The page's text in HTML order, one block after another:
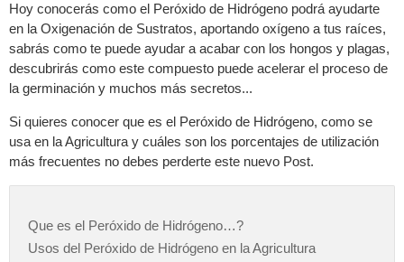
Hoy conocerás como el Peróxido de Hidrógeno podrá ayudarte
en la Oxigenación de Sustratos, aportando oxígeno a tus raíces,
sabrás como te puede ayudar a acabar con los hongos y plagas,
descubrirás como este compuesto puede acelerar el proceso de
la germinación y muchos más secretos...
Si quieres conocer que es el Peróxido de Hidrógeno, como se
usa en la Agricultura y cuáles son los porcentajes de utilización
más frecuentes no debes perderte este nuevo Post.
Que es el Peróxido de Hidrógeno…?
Usos del Peróxido de Hidrógeno en la Agricultura